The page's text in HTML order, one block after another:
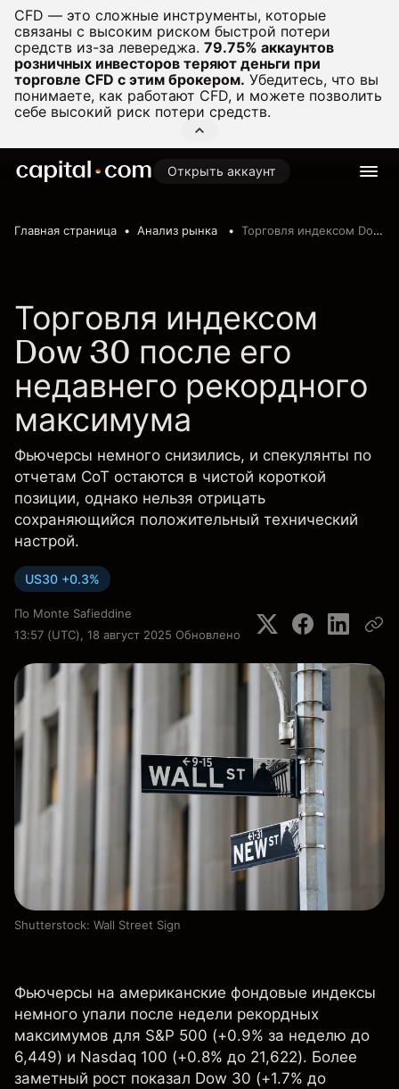
CFD — это сложные инструменты, которые
связаны с высоким риском быстрой потери
средств из-за левереджа. 79.75% аккаунтов
розничных инвесторов теряют деньги при
торговле CFD с этим брокером. Убедитесь, что вы
понимаете, как работают CFD, и можете позволить
себе высокий риск потери средств.
Открыть аккаунт
Главная страница Анализ рынка Торговля индексом Dow 30
Торговля индексом
Dow 30 после его
недавнего рекордного
максимума
Фьючерсы немного снизились, и спекулянты по
отчетам CoT остаются в чистой короткой
позиции, однако нельзя отрицать
сохраняющийся положительный технический
настрой.
US30 +0.3%
По Monte Safieddine
13:57 (UTC), 18 август 2025 Обновлено
Shutterstock: Wall Street Sign
Фьючерсы на американские фондовые индексы
немного упали после недели рекордных
максимумов для S&P 500 (+0.9% за неделю до
6,449) и Nasdaq 100 (+0.8% до 21,622). Более
заметный рост показал Dow 30 (+1.7% до